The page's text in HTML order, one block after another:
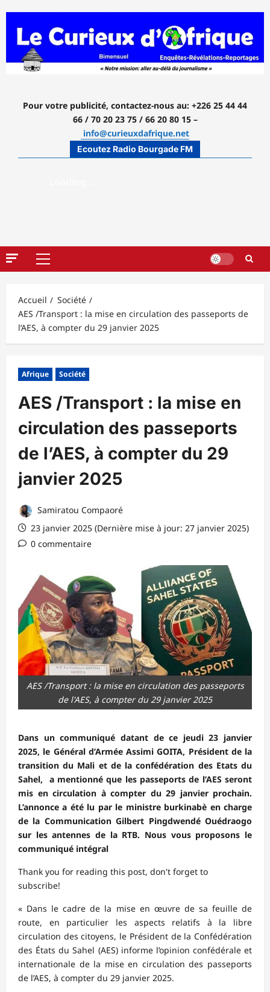
contenu
Pour votre publicité, contactez-nous au: +226 25 44 44
66 / 70 20 23 75 / 66 20 80 15 –
info@curieuxdafrique.net
Ecoutez Radio Bourgade FM
Menu
Accueil
Société
AES /Transport : la mise en circulation des passeports de
l’AES, à compter du 29 janvier 2025
Afrique Société
AES /Transport : la mise en
circulation des passeports
de l’AES, à compter du 29
janvier 2025
Samiratou Compaoré
23 janvier 2025 (Dernière mise à jour: 27 janvier 2025)
0 commentaire
AES /Transport : la mise en circulation des passeports
de l'AES, à compter du 29 janvier 2025
Dans un communiqué datant de ce jeudi 23 janvier
2025, le Général d’Armée Assimi GOITA, Président de la
transition du Mali et de la confédération des Etats du
Sahel, a mentionné que les passeports de l’AES seront
mis en circulation à compter du 29 janvier prochain.
L’annonce a été lu par le ministre burkinabè en charge
de la Communication Gilbert Pingdwendé Ouédraogo
sur les antennes de la RTB. Nous vous proposons le
communiqué intégral
Thank you for reading this post, don't forget to
subscribe!
« Dans le cadre de la mise en œuvre de sa feuille de
route, en particulier les aspects relatifs à la libre
circulation des citoyens, le Président de la Confédération
des États du Sahel (AES) informe l’opinion confédérale et
internationale de la mise en circulation des passeports
de l’AES, à compter du 29 janvier 2025.